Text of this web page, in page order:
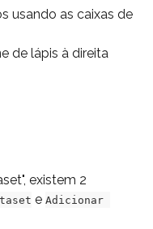
usando as caixas de
de lápis à direita
existem 2
e Adicionar